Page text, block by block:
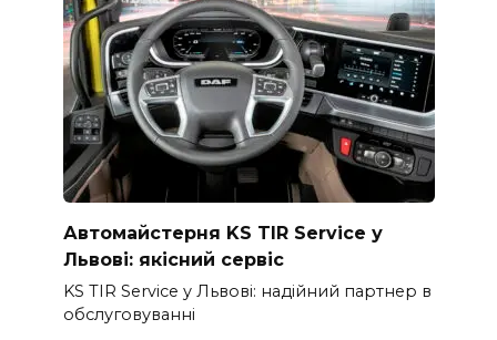
Автомайстерня KS TIR Service у
Львові: якісний сервіс
KS TIR Service у Львові: надійний партнер в
обслуговуванні